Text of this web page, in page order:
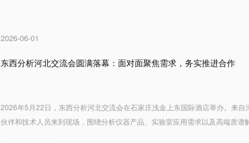
2026-06-01
东西分析河北交流会圆满落幕：面对面聚焦需求，务实推进合作
2026年5月22日，东西分析河北交流会在石家庄浅金上东国际酒店举办。来自
伙伴和技术人员来到现场，围绕分析仪器产品、实验室应用需求以及高端质谱